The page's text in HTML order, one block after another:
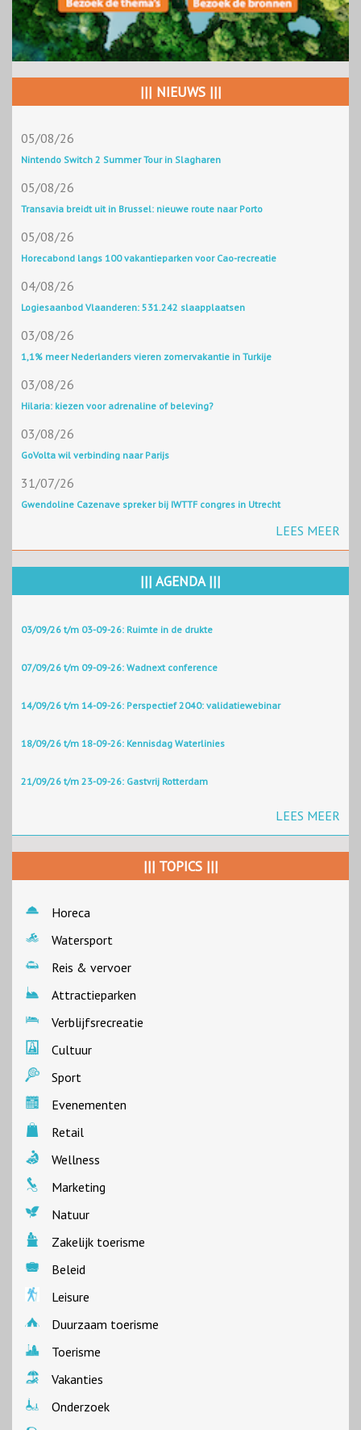
||| NIEUWS |||
05/08/26
Nintendo Switch 2 Summer Tour in Slagharen
05/08/26
Transavia breidt uit in Brussel: nieuwe route naar Porto
05/08/26
Horecabond langs 100 vakantieparken voor Cao-recreatie
04/08/26
Logiesaanbod Vlaanderen: 531.242 slaapplaatsen
03/08/26
1,1% meer Nederlanders vieren zomervakantie in Turkije
03/08/26
Hilaria: kiezen voor adrenaline of beleving?
03/08/26
GoVolta wil verbinding naar Parijs
31/07/26
Gwendoline Cazenave spreker bij IWTTF congres in Utrecht
LEES MEER
||| AGENDA |||
03/09/26 t/m 03-09-26: Ruimte in de drukte
07/09/26 t/m 09-09-26: Wadnext conference
14/09/26 t/m 14-09-26: Perspectief 2040: validatiewebinar
18/09/26 t/m 18-09-26: Kennisdag Waterlinies
21/09/26 t/m 23-09-26: Gastvrij Rotterdam
LEES MEER
||| TOPICS |||
Horeca
Watersport
Reis & vervoer
Attractieparken
Verblijfsrecreatie
Cultuur
Sport
Evenementen
Retail
Wellness
Marketing
Natuur
Zakelijk toerisme
Beleid
Leisure
Duurzaam toerisme
Toerisme
Vakanties
Onderzoek